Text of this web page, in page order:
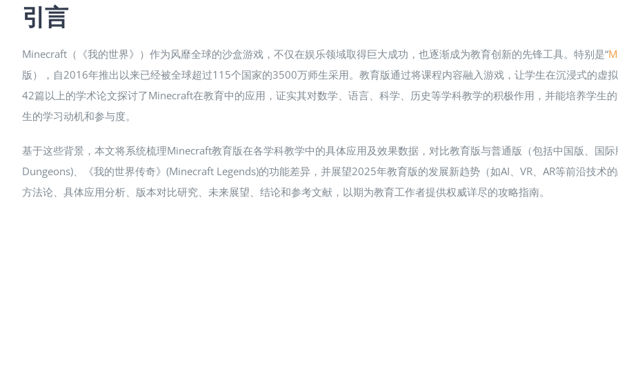
引言
Minecraft（《我的世界》）作为风靡全球的沙盒游戏，不仅在娱乐领域取得巨大成功，也逐渐成为教育创新的先锋工具​。特别是“
版），自2016年推出以来已经被全球超过115个国家的3500万师生采用​。教育版通过将课程内容融入游戏，让学生在沉浸式的虚
42篇以上的学术论文探讨了Minecraft在教育中的应用，证实其对数学、语言、科学、历史等学科教学的积极作用，并能培养学生
生的学习动机和参与度​。
基于这些背景，本文将系统梳理Minecraft教育版在各学科教学中的具体应用及效果数据，对比教育版与普通版（包括中国版、国
Dungeons)、《我的世界传奇》(Minecraft Legends)的功能差异，并展望2025年教育版的发展新趋势（如AI、VR、AR等前沿技术
方法论、具体应用分析、版本对比研究、未来展望、结论和参考文献，以期为教育工作者提供权威详尽的攻略指南。